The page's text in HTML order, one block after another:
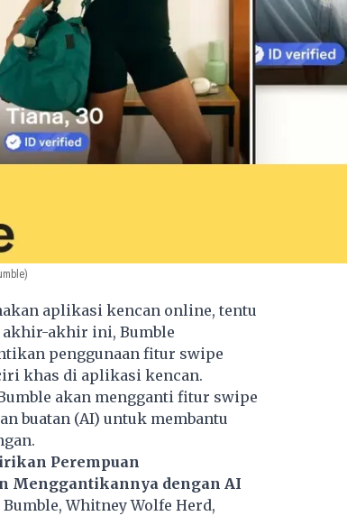
aplikasi kencan online, tentu
akhir-akhir ini, Bumble
penggunaan fitur swipe
khas di aplikasi kencan.
akan mengganti fitur swipe
buatan (AI) untuk membantu
Perempuan
Menggantikannya dengan AI
Whitney Wolfe Herd,